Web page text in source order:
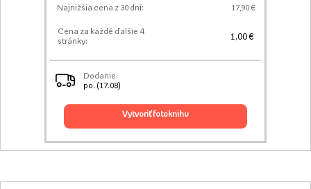
Najnižšia cena z 30 dní: 17,90 €
Cena za každé ďalšie 4
stránky:
1,00 €
Dodanie:
po. (17.08)
vytvoriť fotoknihu